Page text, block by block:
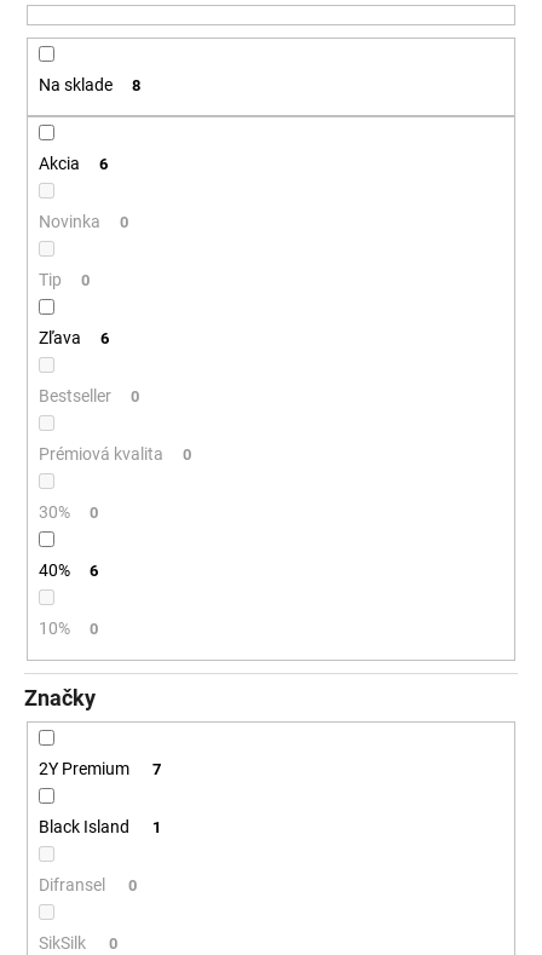
u
k
Na sklade 8
Akcia 6
Novinka 0
Tip 0
Zľava 6
Bestseller 0
Prémiová kvalita 0
30% 0
40% 6
10% 0
Značky
2Y Premium 7
Black Island 1
Difransel 0
SikSilk 0
á
ť
O
m